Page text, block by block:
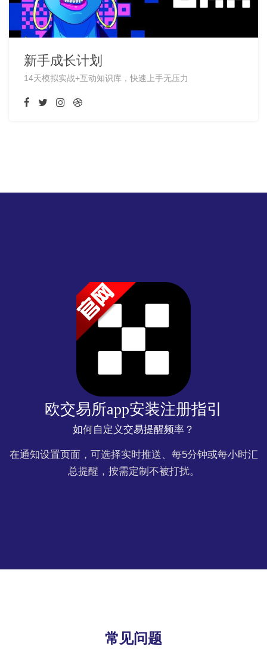
新手成长计划
14天模拟实战+互动知识库，快速上手无压力
欧交易所app安装注册指引
如何自定义交易提醒频率？
在通知设置页面，可选择实时推送、每5分钟或每小时汇
总提醒，按需定制不被打扰。
常见问题